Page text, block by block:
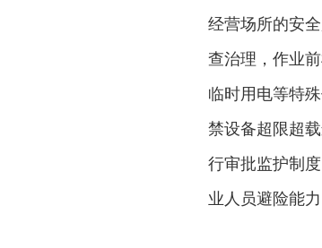
经营场所的安
查治理，作业
临时用电等特
禁设备超限超
行审批监护制
业人员避险能